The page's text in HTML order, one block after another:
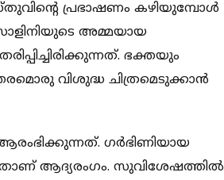
പ്രഭാഷണം കഴിയുമ്പോള്‍
അമ്മയായ
ഭക്തയും
വിശുദ്ധ ചിത്രമെടുക്കാന്‍
ആരംഭിക്കുന്നത്. ഗര്‍ഭിണിയായ
ആദ്യരംഗം. സുവിശേഷത്തില്‍